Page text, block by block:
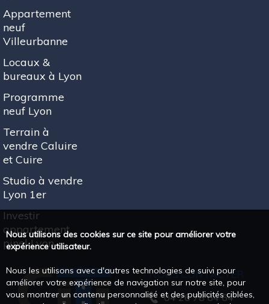
Appartement
neuf
Villeurbanne
Locaux &
bureaux à Lyon
Programme
neuf Lyon
Terrain à
vendre Caluire
et Cuire
Studio à vendre
Lyon 1er
Investir
appartement
pinel Lyon
NOUS CONTACTER
04 26 78 64 64
Nous utilisons des cookies sur ce site pour améliorer votre
expérience utilisateur.
Nous les utilisons avec d'autres technologies de suivi pour
améliorer votre expérience de navigation sur notre site, pour
vous montrer un contenu personnalisé et des publicités ciblées,